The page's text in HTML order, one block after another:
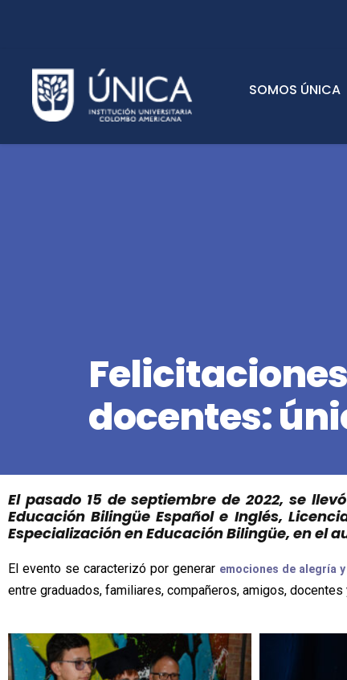
SOMOS ÚNICA
docentes:
El pasado 15 de septiembre de 2022, se
Educación Bilingüe Español e Inglés,
Especialización en Educación Bilingüe, en el
El evento se caracterizó por generar emociones de alegría
entre graduados, familiares, compañeros, amigos,